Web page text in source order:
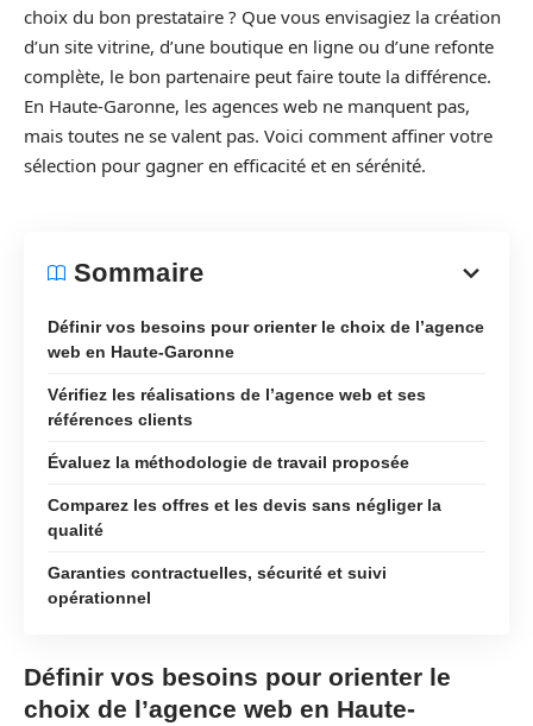
choix du bon prestataire ? Que vous envisagiez la création
d’un site vitrine, d’une boutique en ligne ou d’une refonte
complète, le bon partenaire peut faire toute la différence.
En Haute-Garonne, les agences web ne manquent pas,
mais toutes ne se valent pas. Voici comment affiner votre
sélection pour gagner en efficacité et en sérénité.
Sommaire
Définir vos besoins pour orienter le choix de l’agence
web en Haute-Garonne
Vérifiez les réalisations de l’agence web et ses
références clients
Évaluez la méthodologie de travail proposée
Comparez les offres et les devis sans négliger la
qualité
Garanties contractuelles, sécurité et suivi
opérationnel
Définir vos besoins pour orienter le
choix de l’agence web en Haute-